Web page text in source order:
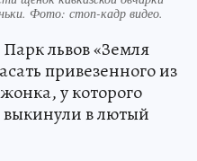
Фото: стоп-кадр видео.
львов «Земля
привезенного из
у которого
выкинули в лютый